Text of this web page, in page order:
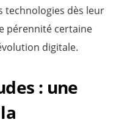
technologies dès leur
pérennité certaine
digitale.
: une